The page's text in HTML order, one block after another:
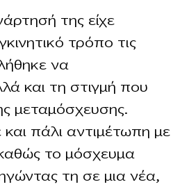
της είχε
τρόπο τις
να
και τη στιγμή που
μεταμόσχευσης.
πάλι αντιμέτωπη με
το μόσχευμα
τη σε μια νέα,